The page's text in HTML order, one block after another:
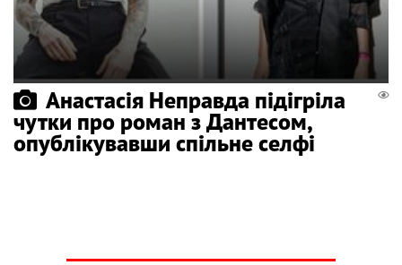
Анастасія Неправда підігріла
чутки про роман з Дантесом,
опублікувавши спільне селфі